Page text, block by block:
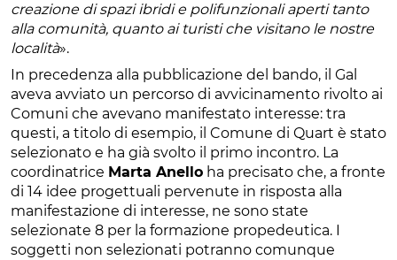
creazione di spazi ibridi e polifunzionali aperti tanto
alla comunità, quanto ai turisti che visitano le nostre
località».
In precedenza alla pubblicazione del bando, il Gal
aveva avviato un percorso di avvicinamento rivolto ai
Comuni che avevano manifestato interesse: tra
questi, a titolo di esempio, il Comune di Quart è stato
selezionato e ha già svolto il primo incontro. La
coordinatrice Marta Anello ha precisato che, a fronte
di 14 idee progettuali pervenute in risposta alla
manifestazione di interesse, ne sono state
selezionate 8 per la formazione propedeutica. I
soggetti non selezionati potranno comunque